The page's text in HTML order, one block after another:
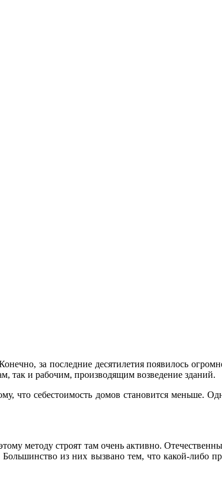
за последние десятилетия появилось
так и рабочим, производящим возведение зданий.
что себестоимость домов становится меньше.
методу строят там очень активно.
из них вызвано тем, что какой-либо